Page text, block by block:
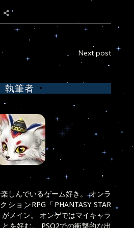
Next post
執筆者
しんでいるゲーム好き。 オンラ
ションRPG「PHANTASY STAR
メイン。 オンゲではマイキャラ
を好む。 PSO2での衝撃的な出